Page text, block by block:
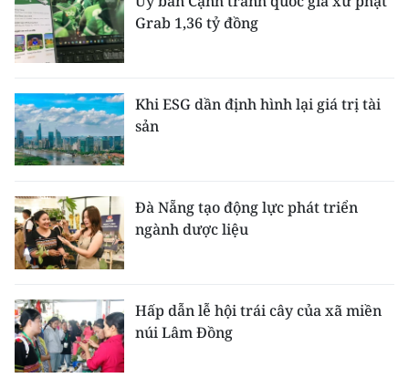
Grab 1,36 tỷ đồng
Khi ESG dần định hình lại giá trị tài
sản
Đà Nẵng tạo động lực phát triển
ngành dược liệu
Hấp dẫn lễ hội trái cây của xã miền
núi Lâm Đồng